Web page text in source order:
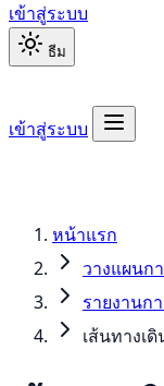
เข้าสู่ระบบ
ธีม
เข้าสู่ระบบ
หน้าแรก
วางแผนก
รายงานก
เส้นทางเ